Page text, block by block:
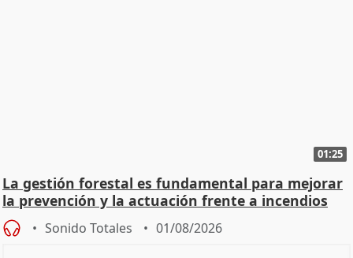
01:25
La gestión forestal es fundamental para mejorar
la prevención y la actuación frente a incendios
Sonido Totales 01/08/2026